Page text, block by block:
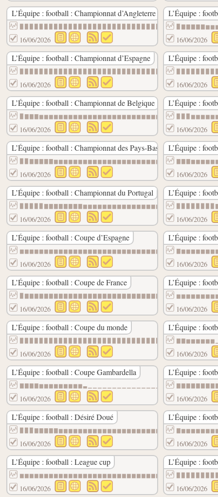
L’Équipe : football : Championnat d’Angleterre
16/06/2026
L’Équipe :
16/06/2026
L’Équipe : football : Championnat d’Espagne
16/06/2026
L’Équipe :
16/06/2026
L’Équipe : football : Championnat de Belgique
16/06/2026
L’Équipe :
16/06/2026
L’Équipe : football : Championnat des Pays-Bas
16/06/2026
L’Équipe :
16/06/2026
L’Équipe : football : Championnat du Portugal
16/06/2026
L’Équipe :
16/06/2026
L’Équipe : football : Coupe d’Espagne
16/06/2026
L’Équipe :
16/06/2026
L’Équipe : football : Coupe de France
16/06/2026
L’Équipe :
16/06/2026
L’Équipe : football : Coupe du monde
16/06/2026
L’Équipe :
16/06/2026
L’Équipe : football : Coupe Gambardella
16/06/2026
L’Équipe :
16/06/2026
L’Équipe : football : Désiré Doué
16/06/2026
L’Équipe :
16/06/2026
L’Équipe : football : League cup
16/06/2026
L’Équipe :
16/06/2026